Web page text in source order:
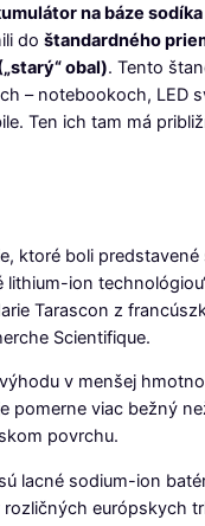
na báze
do štandardného
obal). Tento
– notebookoch, LED
Ten ich tam má
ktoré boli predstavené
lithium-ion
Tarascon z
Scientifique.
v menšej
pomerne viac bežný
povrchu.
lacné sodium-ion
európskych